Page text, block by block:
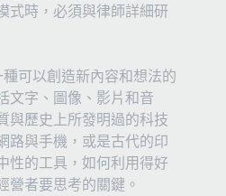
式時，必須與律師詳細研
可以創造新內容和想法的
文字、圖像、影片和音
與歷史上所發明過的科技
路與手機，或是古代的印
性的工具，如何利用得好
營者要思考的關鍵。